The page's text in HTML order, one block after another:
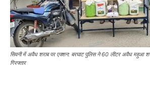
सिवनी में अवैध शराब पर एक्शन: बरघाट पुलिस ने 60 लीटर अवैध महुआ
गिरफ्तार